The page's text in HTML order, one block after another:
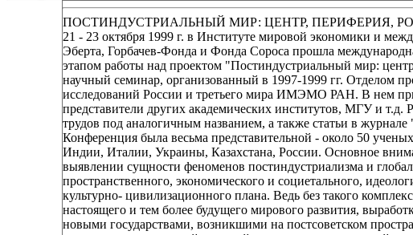
ПОСТИНДУСТРИАЛЬНЫЙ МИР: ЦЕНТР, ПЕРИФЕРИЯ,
21 - 23 октября 1999 г. в Институте мировой экономики и
Эберта, Горбачев-Фонда и Фонда Сороса прошла
этапом работы над проектом "Постиндустриальный мир:
научный семинар, организованный в 1997-1999 гг. Отделом
исследований России и третьего мира ИМЭМО РАН. В нем
представители других академических институтов, МГУ и т.д.
трудов под аналогичным названием, а также статьи в
Конференция была весьма представительной - около 50
Индии, Италии, Украины, Казахстана, России. Основное
выявлении сущности феноменов постиндустриализма и
пространственного, экономического и социетального,
культурно- цивилизационного плана. Ведь без такого
настоящего и тем более будущего мирового развития,
новыми государствами, возникшими на постсоветском